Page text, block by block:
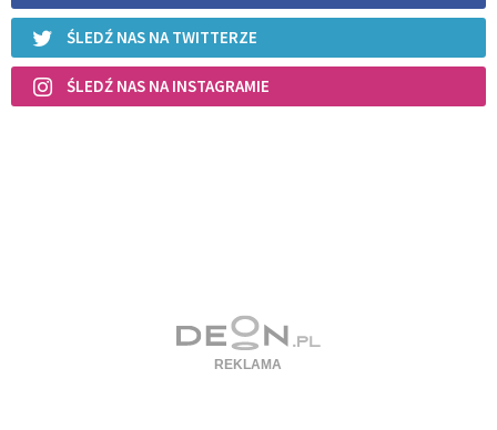
ŚLEDŹ NAS NA TWITTERZE
ŚLEDŹ NAS NA INSTAGRAMIE